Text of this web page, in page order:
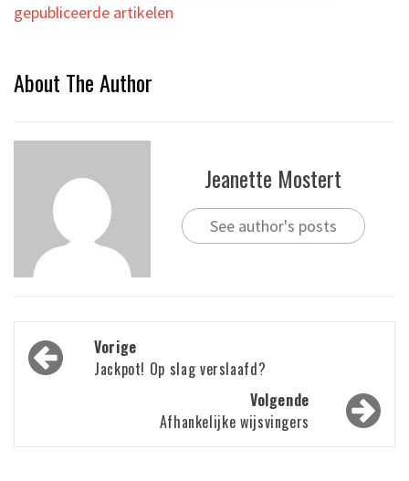
gepubliceerde artikelen
About The Author
Jeanette Mostert
See author's posts
Bericht
navigatie
Vorige
Jackpot! Op slag verslaafd?
Volgende
Afhankelijke wijsvingers